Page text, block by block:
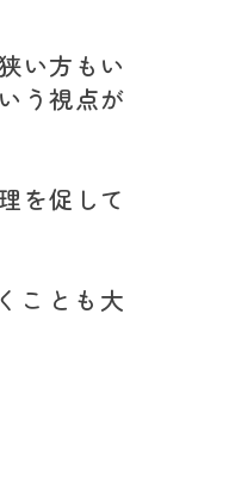
い方もい
う視点が
を促して
ことも大